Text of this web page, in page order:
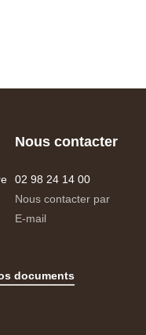
Nous contacter
02 98 24 14 00
Nous contacter par
E-mail
documents